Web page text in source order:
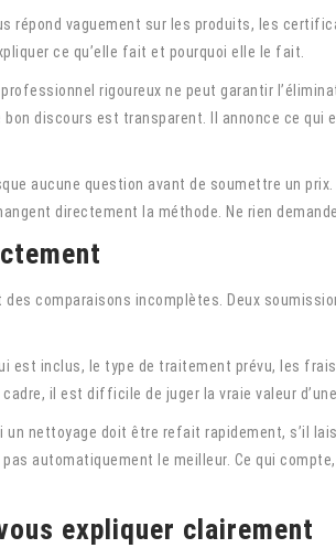
répond vaguement sur les produits, les
ce qu’elle fait et pourquoi elle le fait.
rigoureux ne peut garantir
discours est transparent. Il annonce ce
aucune question avant de soumettre un
directement la méthode. Ne rien
comparaisons incomplètes. Deux
est inclus, le type de traitement prévu, les
il est difficile de juger la vraie valeur
un nettoyage doit être refait rapidement, s’il
automatiquement le meilleur. Ce qui
expliquer clairement